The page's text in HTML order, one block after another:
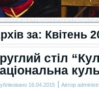
за: Квітень
стіл
16.04.2015 | Автор